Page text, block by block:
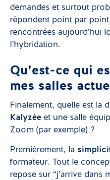
demandes et surtout
répondent point par
rencontrées aujourd’hui
l’hybridation.
Qu’est-ce qui
mes salles
Finalement, quelle est la
Kalyzée et une salle
Zoom (par exemple) ?
Premièrement, la
formateur. Tout le
repose sur “j’arrive dans